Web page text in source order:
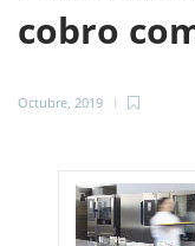
cobro
Octubre, 2019